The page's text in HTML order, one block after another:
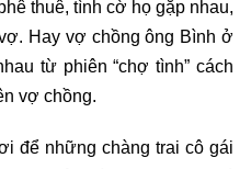
thuê, tình cờ họ gặp nhau,
Hay vợ chồng ông Bình ở
từ phiên “chợ tình” cách
vợ chồng.
để những chàng trai cô gái